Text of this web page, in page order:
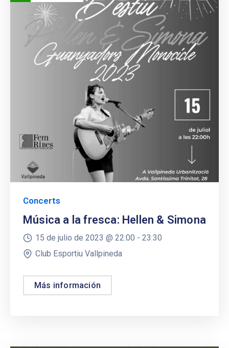
Concerts
Música a la fresca: Hellen & Simona
15 de julio de 2023 @ 22:00 - 23:30
Club Esportiu Vallpineda
Más información